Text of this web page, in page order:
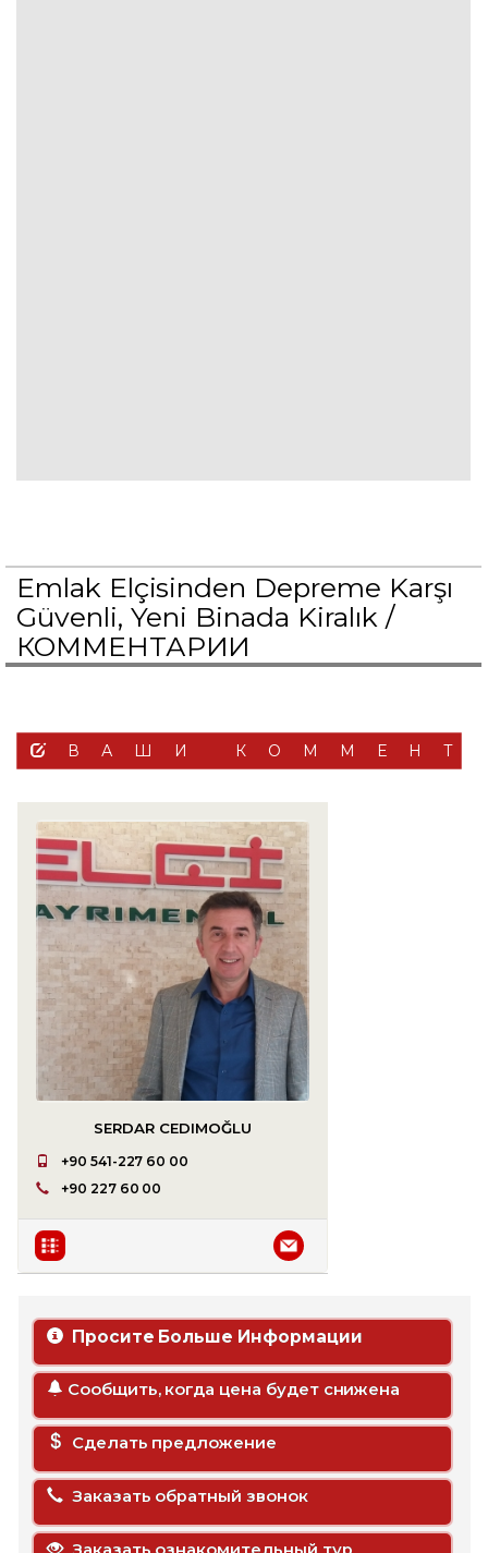
Emlak Elçisinden Depreme Karşı
Güvenli, Yeni Binada Kiralık /
КОММЕНТАРИИ
ВАШИ
SERDAR CEDIMOĞLU
+90 541-227 60 00
+90 227 60 00
Просите Больше Информации
Сообщить, когда цена будет снижена
Сделать предложение
Заказать обратный звонок